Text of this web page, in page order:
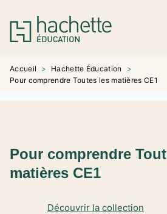
MENU RECHERCHE
PIED DE PAGE
Accueil > Hachette Éducation
>
Pour comprendre Toutes les matières CE1
Découvrir la collection
Pour comprendre
matières CE1